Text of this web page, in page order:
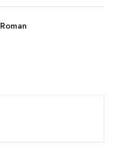
Roman